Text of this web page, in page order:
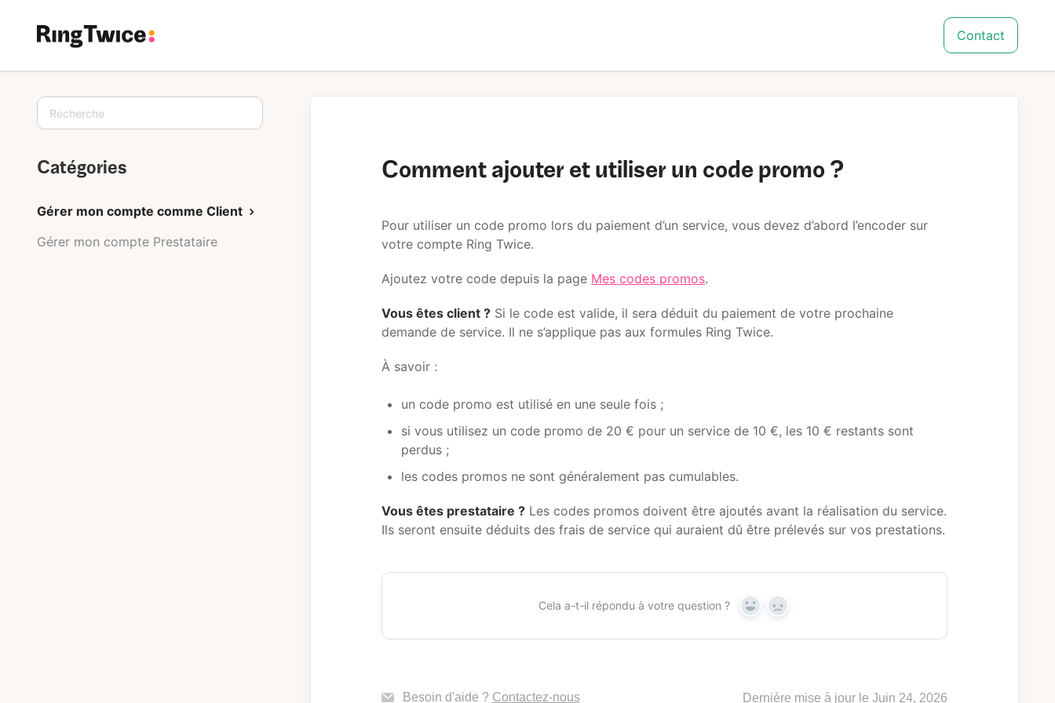
Contact
Comment ajouter et utiliser un code promo ?
Pour utiliser un code promo lors du paiement d’un service, vous devez d’abord l’encoder sur
votre compte Ring Twice.
Ajoutez votre code depuis la page Mes codes promos.
Vous êtes client ? Si le code est valide, il sera déduit du paiement de votre prochaine
demande de service. Il ne s’applique pas aux formules Ring Twice.
À savoir :
un code promo est utilisé en une seule fois ;
si vous utilisez un code promo de 20 € pour un service de 10 €, les 10 € restants sont
perdus ;
les codes promos ne sont généralement pas cumulables.
Vous êtes prestataire ? Les codes promos doivent être ajoutés avant la réalisation du service.
Ils seront ensuite déduits des frais de service qui auraient dû être prélevés sur vos prestations.
Cela a-t-il répondu à votre question ?
Y
s
N
Besoin d'aide ? Contactez-nous Dernière mise à jour le Juin 24, 2026
Search
Catégories
Gérer mon compte comme Client
Gérer mon compte Prestataire